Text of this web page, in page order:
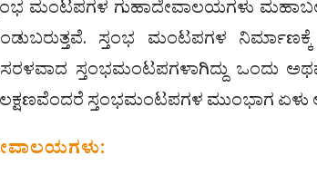
ಮಂಟಪಗಳ ಗುಹಾದೇವಾಲಯಗಳು
ಸ್ತಂಭ ಮಂಟಪಗಳ
ಸರಳವಾದ ಸ್ತಂಭಮಂಟಪಗಳಾಗಿದ್ದು ಒಂದು
ಸ್ತಂಭಮಂಟಪಗಳ ಮುಂಭಾಗ ಏಳು